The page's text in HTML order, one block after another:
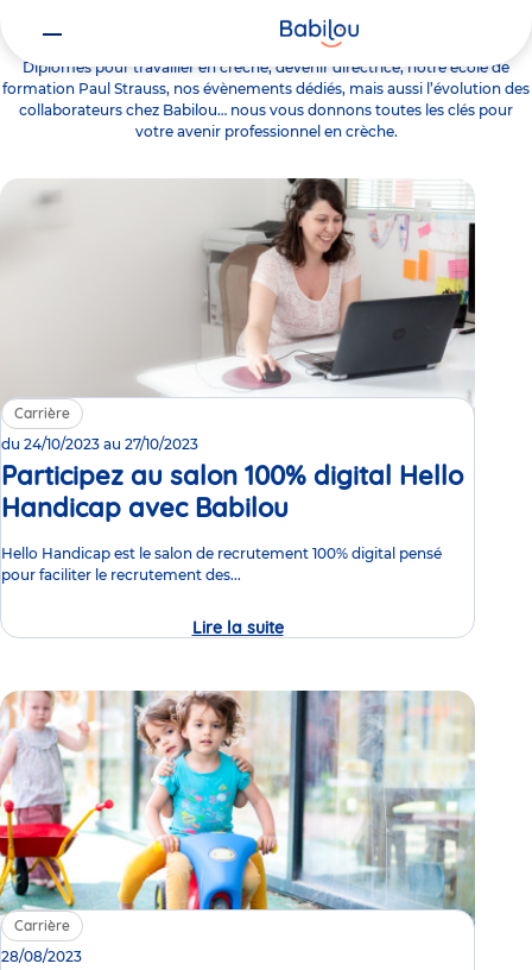
Carrière
Diplômes pour travailler en crèche, devenir directrice, notre école de
formation Paul Strauss, nos évènements dédiés, mais aussi l’évolution des
collaborateurs chez Babilou… nous vous donnons toutes les clés pour
votre avenir professionnel en crèche.
Carrière
du 24/10/2023 au 27/10/2023
Participez au salon 100% digital Hello
Handicap avec Babilou
Hello Handicap est le salon de recrutement 100% digital pensé
pour faciliter le recrutement des...
Lire la suiteParticipez
au
digital
Hello
Handicap
avec
Babilou
Carrière
28/08/2023